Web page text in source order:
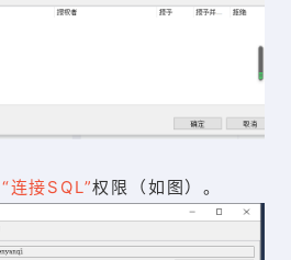
“连接SQL”权限（如图）。